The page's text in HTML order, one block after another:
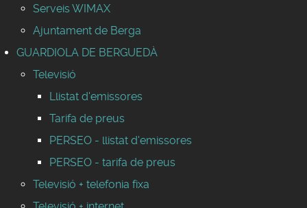
Serveis WIMAX
Ajuntament de Berga
GUARDIOLA DE BERGUEDÀ
Televisió
Llistat d'emissores
Tarifa de preus
PERSEO - llistat d'emissores
PERSEO - tarifa de preus
Televisió + telefonia fixa